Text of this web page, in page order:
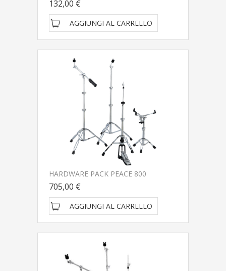
132,00 €
AGGIUNGI AL CARRELLO
HARDWARE PACK PEACE 800
705,00 €
AGGIUNGI AL CARRELLO